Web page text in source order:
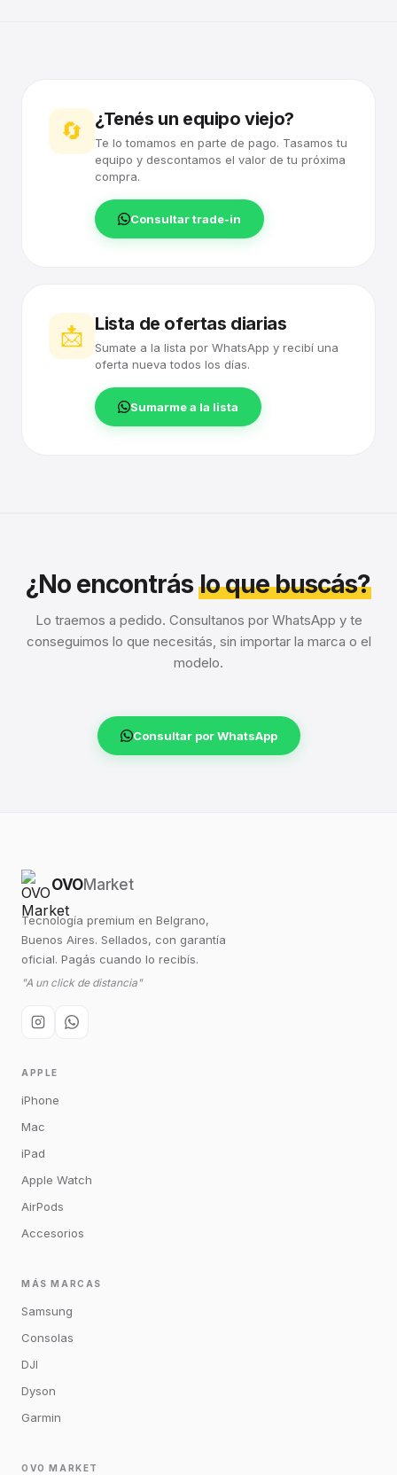
🔄 ¿Tenés un equipo viejo?
Te lo tomamos en parte de pago. Tasamos tu
equipo y descontamos el valor de tu próxima
compra.
Consultar trade-in
📩 Lista de ofertas diarias
Sumate a la lista por WhatsApp y recibí una
oferta nueva todos los días.
Sumarme a la lista
¿No encontráslo que buscás?
Lo traemos a pedido. Consultanos por WhatsApp y te
conseguimos lo que necesitás, sin importar la marca o el
modelo.
Consultar por WhatsApp
OVOMarket
Tecnología premium en Belgrano,
Buenos Aires. Sellados, con garantía
oficial. Pagás cuando lo recibís.
"A un click de distancia"
APPLE
iPhone
Mac
iPad
Apple Watch
AirPods
Accesorios
MÁS MARCAS
Samsung
Consolas
DJI
Dyson
Garmin
OVO MARKET